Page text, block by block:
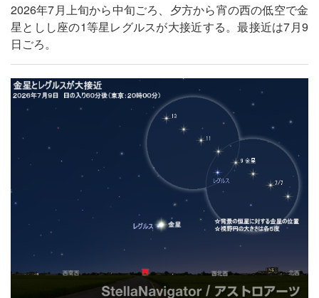
2026年7月上旬から中旬ごろ、夕方から宵の西の低空で金
星としし座の1等星レグルスが大接近する。最接近は7月9
日ごろ。